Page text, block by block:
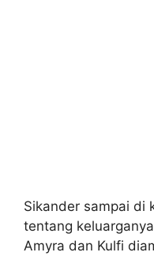
Sikander sampai di
tentang
Amyra dan Kulfi